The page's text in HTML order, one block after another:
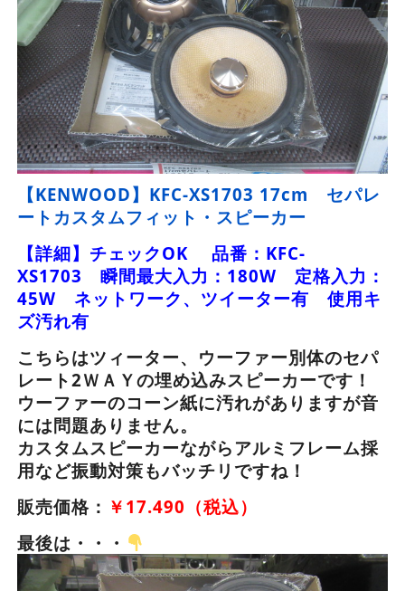
【KENWOOD】KFC-XS1703 17cm セパレ
ートカスタムフィット・スピーカー
【詳細】チェックOK 品番：KFC-
XS1703 瞬間最大入力：180W 定格入力：
45W ネットワーク、ツイーター有 使用キ
ズ汚れ有
こちらはツィーター、ウーファー別体のセパ
レート2ＷＡＹの埋め込みスピーカーです！
ウーファーのコーン紙に汚れがありますが音
には問題ありません。
カスタムスピーカーながらアルミフレーム採
用など振動対策もバッチリですね！
販売価格： ￥17.490（税込）
最後は・・・